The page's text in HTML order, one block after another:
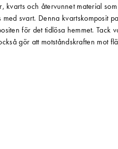
kvarts och återvunnet material
svart. Denna kvartskomposit
för det tidlösa hemmet. Tack
gör att motståndskraften mot